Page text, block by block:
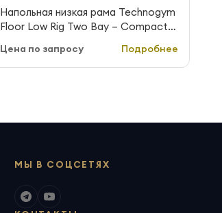
Напольная низкая рама Technogym
Floor Low Rig Two Bay – Compact
Цена по запросу Подробнее
МЫ В СОЦСЕТЯХ